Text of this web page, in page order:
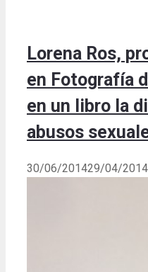
Lorena Ros,
en Fotografía
en un libro la
abusos
30/06/201429/04/2014